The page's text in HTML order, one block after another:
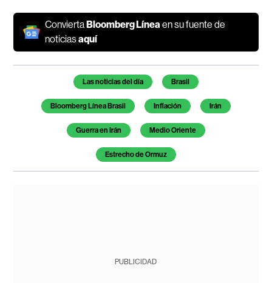
ConviertaBloomberg Líneaen su fuente de
noticiasaquí
Temas de este artículo
Las noticias del día Brasil
Bloomberg Línea Brasil Inflación Irán
Guerra en Irán Medio Oriente
Estrecho de Ormuz
PUBLICIDAD